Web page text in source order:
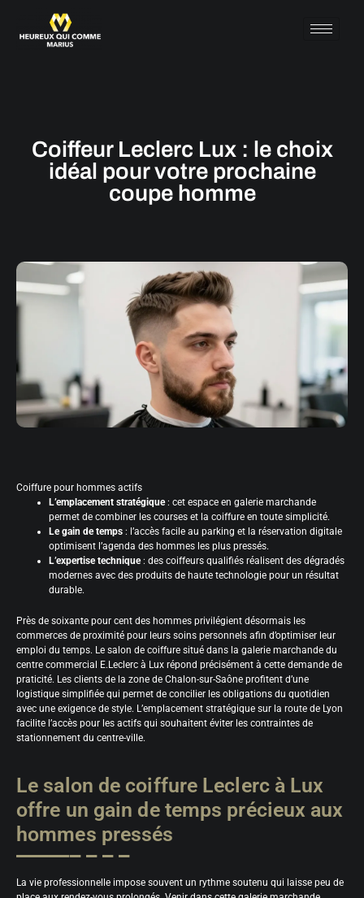
Coiffeur Leclerc Lux : le choix
idéal pour votre prochaine
coupe homme
Coiffure pour hommes actifs
L’emplacement stratégique: cet espace en galerie marchande
permet de combiner les courses et la coiffure en toute simplicité.
Le gain de temps : l’accès facile au parking et la réservation digitale
optimisent l’agenda des hommes les plus pressés.
L’expertise technique: des coiffeurs qualifiés réalisent des dégradés
modernes avec des produits de haute technologie pour un résultat
durable.
Près de soixante pour cent des hommes privilégient désormais les
commerces de proximité pour leurs soins personnels afin d’optimiser leur
emploi du temps. Le salon de coiffure situé dans la galerie marchande du
centre commercial E.Leclerc à Lux répond précisément à cette demande de
praticité. Les clients de la zone de Chalon-sur-Saône profitent d’une
logistique simplifiée qui permet de concilier les obligations du quotidien
avec une exigence de style. L’emplacement stratégique sur la route de Lyon
facilite l’accès pour les actifs qui souhaitent éviter les contraintes de
stationnement du centre-ville.
Le salon de coiffure Leclerc à Lux
offre un gain de temps précieux aux
hommes pressés
La vie professionnelle impose souvent un rythme soutenu qui laisse peu de